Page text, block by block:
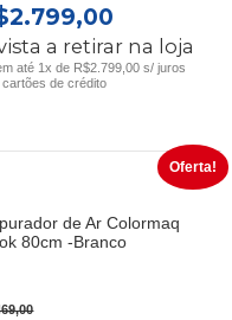
2.799,00
PREÇO
ATUAL
a retirar na loja
até 1x de R$2.799,00 s/ juros
cartões de crédito
Oferta!
de Ar Colormaq
80cm -Branco